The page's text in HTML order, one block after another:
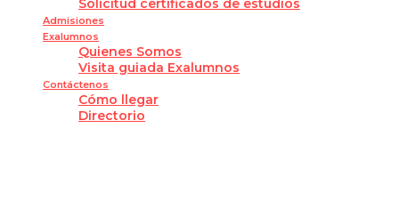
Solicitud certificados de estudios
Admisiones
Exalumnos
Quienes Somos
Visita guiada Exalumnos
Contáctenos
Cómo llegar
Directorio